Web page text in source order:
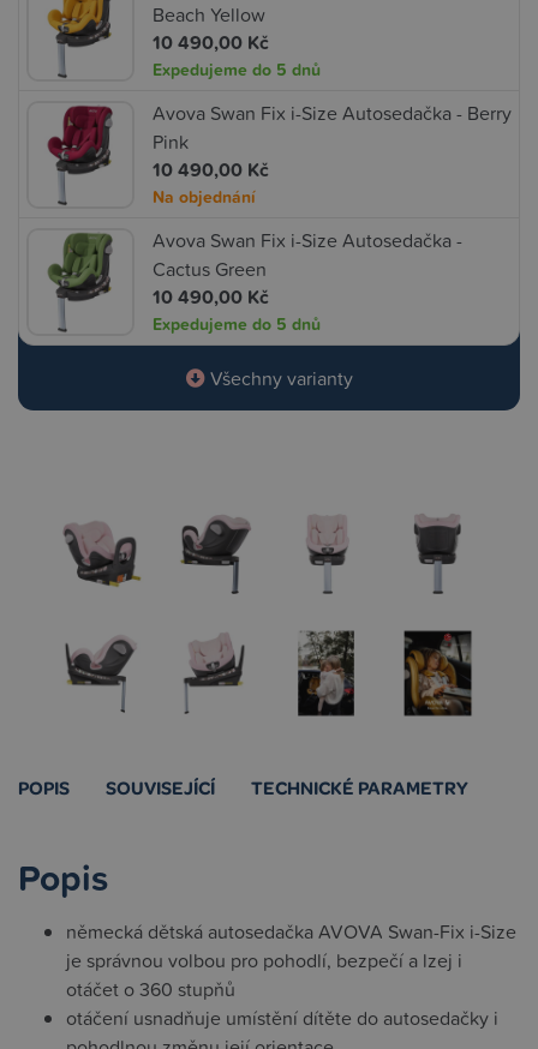
Beach Yellow
10 490,00 Kč
Expedujeme do 5 dnů
Avova Swan Fix i-Size Autosedačka - Berry
Pink
10 490,00 Kč
Na objednání
Avova Swan Fix i-Size Autosedačka -
Cactus Green
10 490,00 Kč
Expedujeme do 5 dnů
Všechny varianty
POPIS SOUVISEJÍCÍ TECHNICKÉ PARAMETRY
Popis
německá dětská autosedačka AVOVA Swan-Fix i-Size
je správnou volbou pro pohodlí, bezpečí a lzej i
otáčet o 360 stupňů
otáčení usnadňuje umístění dítěte do autosedačky i